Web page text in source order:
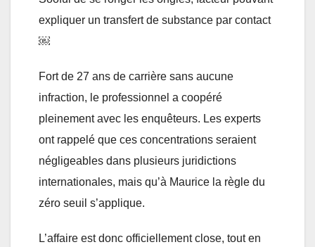
expliquer un transfert de substance par contact
￼
Fort de 27 ans de carrière sans aucune
infraction, le professionnel a coopéré
pleinement avec les enquêteurs. Les experts
ont rappelé que ces concentrations seraient
négligeables dans plusieurs juridictions
internationales, mais qu’à Maurice la règle du
zéro seuil s’applique.
L’affaire est donc officiellement close, tout en